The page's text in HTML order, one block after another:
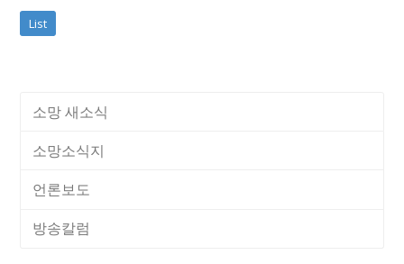
List
소망 새소식
소망소식지
언론보도
방송칼럼